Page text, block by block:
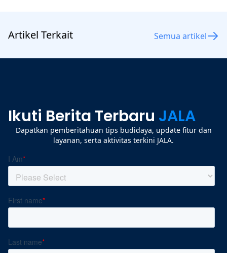
Artikel Terkait Semua artikel
Ikuti Berita Terbaru JALA
Dapatkan pemberitahuan tips budidaya, update fitur dan
layanan, serta aktivitas terkini JALA.